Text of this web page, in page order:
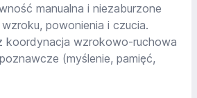
manualna i niezaburzone
wzroku, powonienia i czucia.
koordynacja wzrokowo-ruchowa
(myślenie, pamięć,